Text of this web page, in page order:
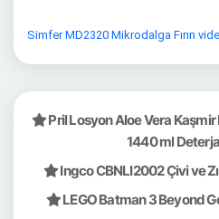
Simfer MD2320 Mikrodalga Fırın
Pril Losyon Aloe Vera Kaşmir
1440 ml
Ingco CBNLI2002 Çivi ve
LEGO Batman 3 Beyond